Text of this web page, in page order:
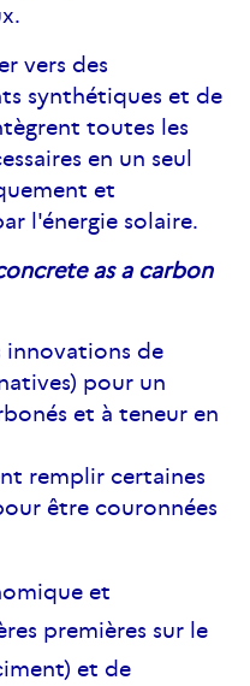
vers des
synthétiques et de
toutes les
en un seul
et
l'énergie solaire.
as a carbon
innovations de
pour un
et à teneur en
remplir certaines
être couronnées
et
premières sur le
et de